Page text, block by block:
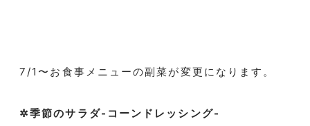
7/1〜お食事メニューの副菜が変更になります。
✲季節のサラダ-コーンドレッシング-